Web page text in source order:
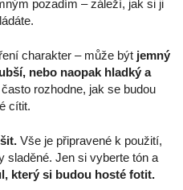
pozadím – záleží, jak si ji
charakter – může být jemný
nebo naopak hladký a
rozhodne, jak se budou
cítit.
Vše je připravené k použití,
sladěné. Jen si vyberte tón a
který si budou hosté fotit.